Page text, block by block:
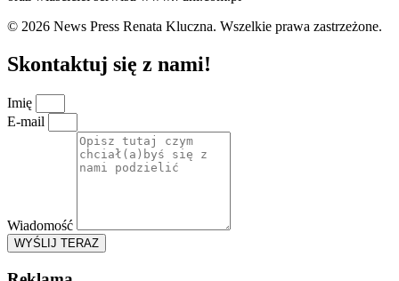
© 2026 News Press Renata Kluczna. Wszelkie prawa zastrzeżone.
Skontaktuj się z nami!
Imię
E-mail
Wiadomość
WYŚLIJ TERAZ